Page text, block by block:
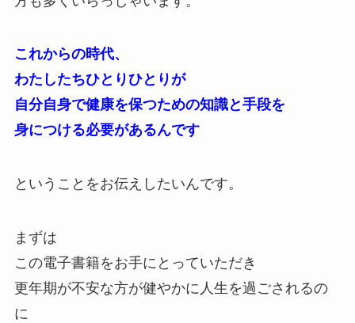
これからの時代、
わたしたちひとりひとりが
自分自身で健康を保つための知識と手段を
身につける必要があるんです
ということをお伝えしたいんです。
まずは
この電子書籍をお手にとっていただき
更年期が不安な方が健やかに人生を過ごされるの
に